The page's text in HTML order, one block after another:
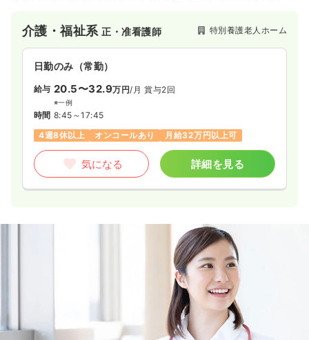
介護・福祉系正・准看護師 特別養護老人ホーム
日勤のみ（常勤）
給与 20.5〜32.9万円/月 賞与2回
※一例
時間 8:45～17:45
4週8休以上
オンコールあり 月給32万円以上可
気になる 詳細を見る